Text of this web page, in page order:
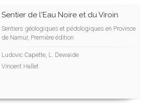
Sentier de l'Eau Noire et du Viroin
Sentiers géologiques et pédologiques en Province
de Namur, Première édition
Ludovic Capette, L. Dewaide
Vincent Hallet